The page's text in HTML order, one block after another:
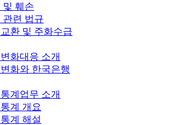
및 훼손
관련 법규
환 및 주화수급
화대응 소개
화와 한국은행
계업무 소개
계 개요
계 해설